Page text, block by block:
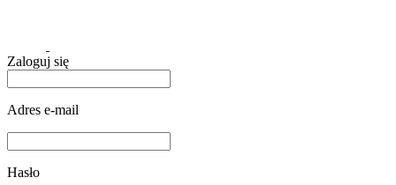
Zaloguj się
Adres e-mail
Hasło